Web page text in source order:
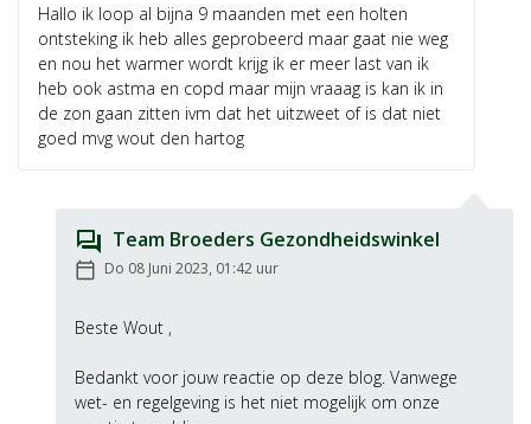
Hallo ik loop al bijna 9 maanden met een holten
ontsteking ik heb alles geprobeerd maar gaat nie weg
en nou het warmer wordt krijg ik er meer last van ik
heb ook astma en copd maar mijn vraaag is kan ik in
de zon gaan zitten ivm dat het uitzweet of is dat niet
goed mvg wout den hartog
question_answer Team Broeders Gezondheidswinkel
calendar_today Geplaatst op:
Do 08 Juni 2023, 01:42 uur
Beste Wout ,
Bedankt voor jouw reactie op deze blog. Vanwege
wet- en regelgeving is het niet mogelijk om onze